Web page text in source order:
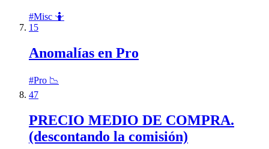
#Misc 🤷
15
Anomalías en Pro
#Pro 📉
47
PRECIO MEDIO DE COMPRA.
(descontando la comisión)